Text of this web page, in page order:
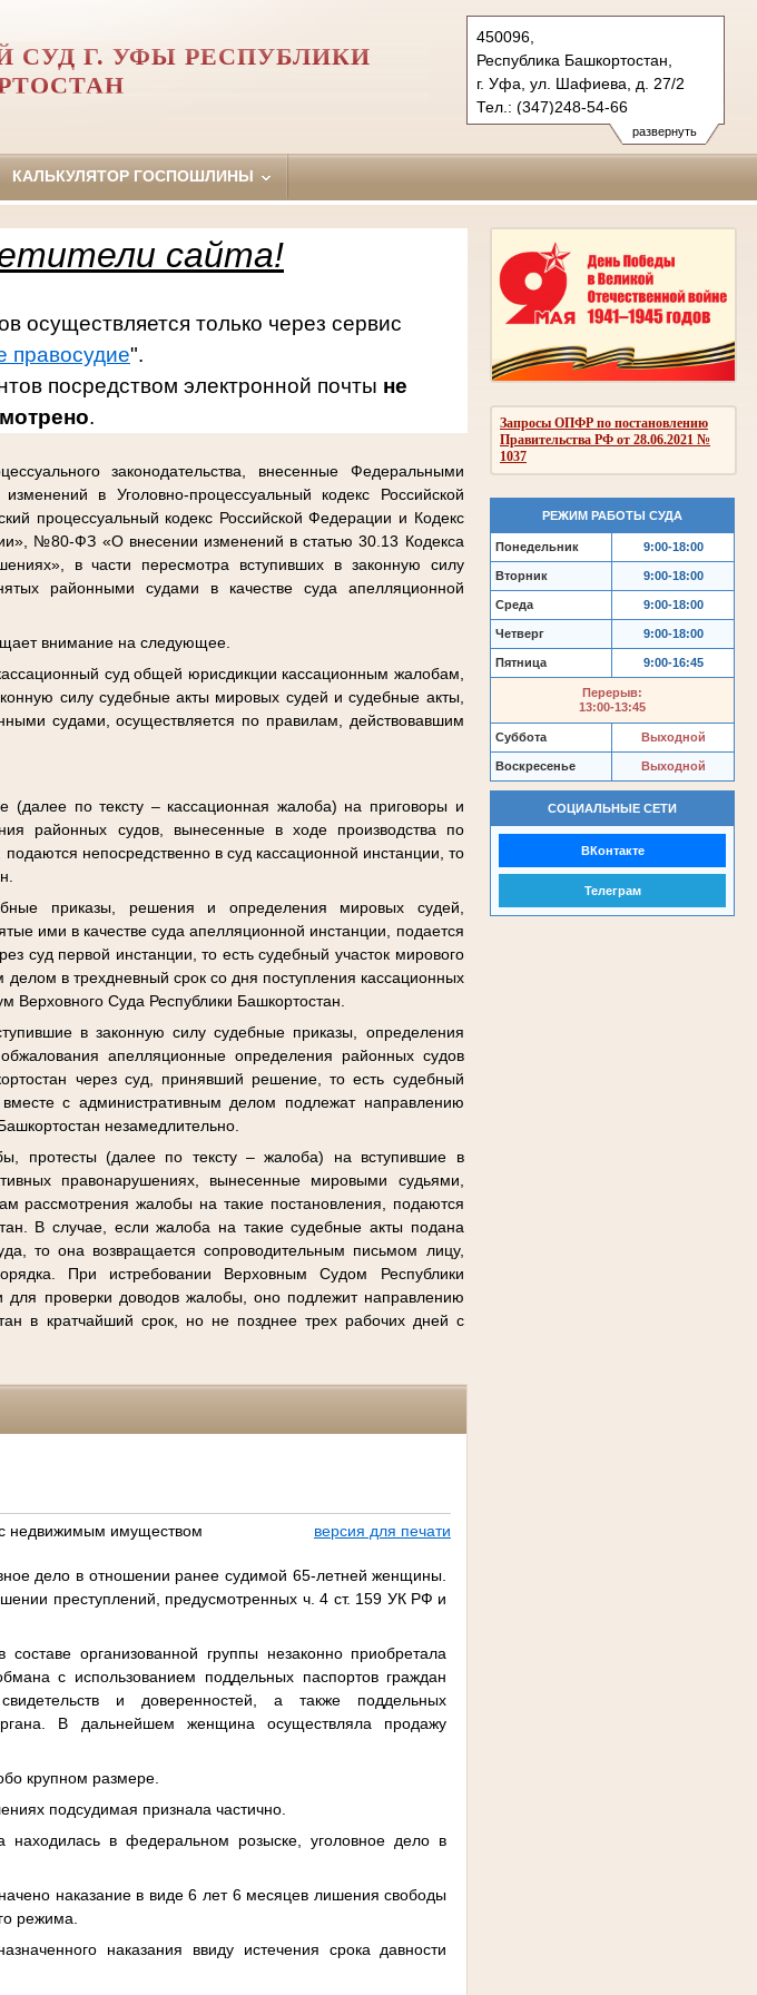
развернуть
450096,
Республика Башкортостан,
г. Уфа, ул. Шафиева, д. 27/2
Тел.: (347)248-54-66
oktiabrsky.bkr@sudrf.ru
схема проезда
СУД Г. УФЫ РЕСПУБЛИКИ
КАЛЬКУЛЯТОР ГОСПОШЛИНЫ
Запросы ОПФР по постановлению
Правительства РФ от 28.06.2021 №
1037
РЕЖИМ РАБОТЫ СУДА
Понедельник 9:00-18:00
Вторник 9:00-18:00
Среда 9:00-18:00
Четверг 9:00-18:00
Пятница 9:00-16:45
Перерыв:
13:00-13:45
Суббота Выходной
Воскресенье Выходной
СОЦИАЛЬНЫЕ СЕТИ
ВКонтакте
Телеграм
сайта!
только через сервис
правосудие".
посредством электронной почты не
.
законодательства, внесенные Федеральными
в Уголовно-процессуальный кодекс Российской
процессуальный кодекс Российской Федерации и Кодекс
№80-ФЗ «О внесении изменений в статью 30.13 Кодекса
в части пересмотра вступивших в законную силу
районными судами в качестве суда апелляционной
внимание на следующее.
суд общей юрисдикции кассационным жалобам,
силу судебные акты мировых судей и судебные акты,
судами, осуществляется по правилам, действовавшим
(далее по тексту – кассационная жалоба) на приговоры и
районных судов, вынесенные в ходе производства по
непосредственно в суд кассационной инстанции, то
приказы, решения и определения мировых судей,
ими в качестве суда апелляционной инстанции, подается
суд первой инстанции, то есть судебный участок мирового
в трехдневный срок со дня поступления кассационных
Суда Республики Башкортостан.
в законную силу судебные приказы, определения
апелляционные определения районных судов
через суд, принявший решение, то есть судебный
с административным делом подлежат направлению
незамедлительно.
протесты (далее по тексту – жалоба) на вступившие в
правонарушениях, вынесенные мировыми судьями,
рассмотрения жалобы на такие постановления, подаются
В случае, если жалоба на такие судебные акты подана
то она возвращается сопроводительным письмом лицу,
При истребовании Верховным Судом Республики
проверки доводов жалобы, оно подлежит направлению
в кратчайший срок, но не позднее трех рабочих дней с
недвижимым имуществом
версия для печати
дело в отношении ранее судимой 65-летней женщины.
преступлений, предусмотренных ч. 4 ст. 159 УК РФ и
организованной группы незаконно приобретала
с использованием поддельных паспортов граждан
и доверенностей, а также поддельных
В дальнейшем женщина осуществляла продажу
крупном размере.
подсудимая признала частично.
в федеральном розыске, уголовное дело в
наказание в виде 6 лет 6 месяцев лишения свободы
режима.
наказания ввиду истечения срока давности